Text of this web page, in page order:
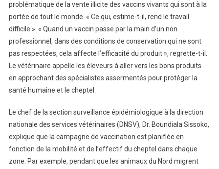
problématique de la vente illicite des vaccins vivants qui sont à la
portée de tout le monde. « Ce qui, estime-t-il, rend le travail
difficile ». « Quand un vaccin passe par la main d’un non
professionnel, dans des conditions de conservation qui ne sont
pas respectées, cela affecte l’efficacité du produit », regrette-t-il.
Le vétérinaire appelle les éleveurs à aller vers les bons produits
en approchant des spécialistes assermentés pour protéger la
santé humaine et le cheptel.
Le chef de la section surveillance épidémiologique à la direction
nationale des services vétérinaires (DNSV), Dr. Boundiala Sissoko,
explique que la campagne de vaccination est planifiée en
fonction de la mobilité et de l’effectif du cheptel dans chaque
zone. Par exemple, pendant que les animaux du Nord migrent